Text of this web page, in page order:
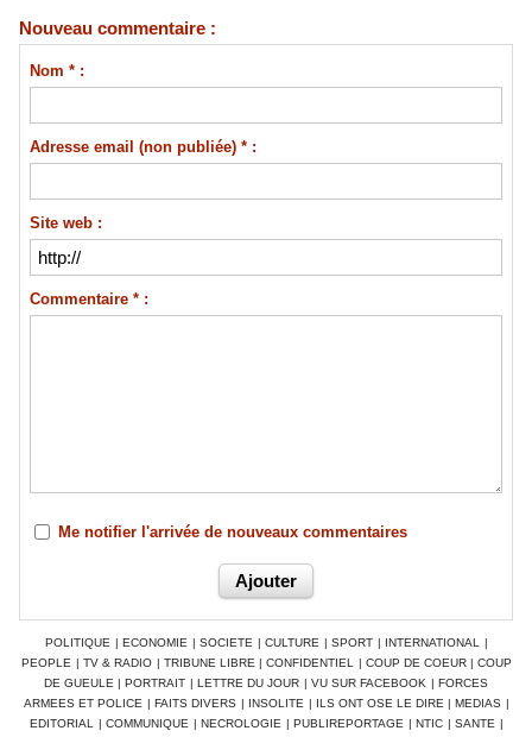
Nouveau commentaire :
Nom * :
Adresse email (non publiée) * :
Site web :
Commentaire * :
Me notifier l'arrivée de nouveaux commentaires
POLITIQUE | ECONOMIE | SOCIETE | CULTURE | SPORT | INTERNATIONAL |
PEOPLE | TV & RADIO | TRIBUNE LIBRE | CONFIDENTIEL | COUP DE COEUR | COUP
DE GUEULE | PORTRAIT | LETTRE DU JOUR | VU SUR FACEBOOK | FORCES
ARMEES ET POLICE | FAITS DIVERS | INSOLITE | ILS ONT OSE LE DIRE | MEDIAS |
EDITORIAL | COMMUNIQUE | NECROLOGIE | PUBLIREPORTAGE | NTIC | SANTE |